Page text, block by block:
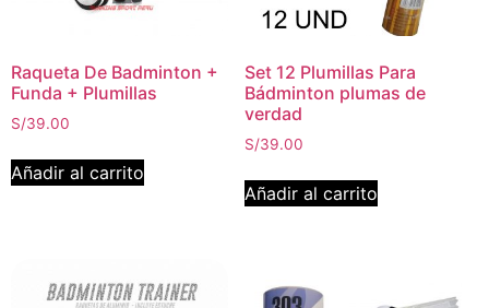
Raqueta De Badminton +
Funda + Plumillas
S/39.00
Añadir al carrito
Set 12 Plumillas Para
Bádminton plumas de
verdad
S/39.00
Añadir al carrito